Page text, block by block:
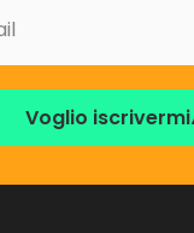
Voglio iscrivermi